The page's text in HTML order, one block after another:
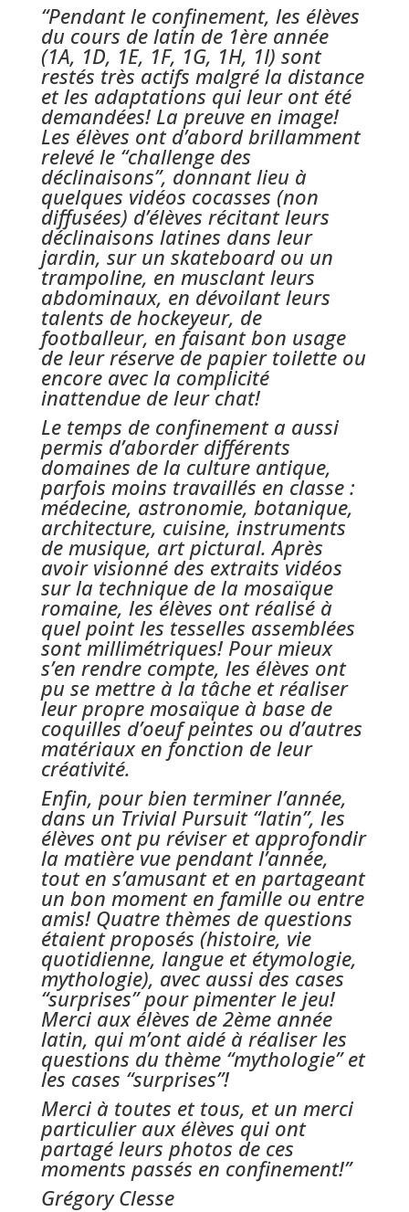
“Pendant le confinement, les élèves
du cours de latin de 1ère année
(1A, 1D, 1E, 1F, 1G, 1H, 1I) sont
restés très actifs malgré la distance
et les adaptations qui leur ont été
demandées! La preuve en image!
Les élèves ont d’abord brillamment
relevé le “challenge des
déclinaisons”, donnant lieu à
quelques vidéos cocasses (non
diffusées) d’élèves récitant leurs
déclinaisons latines dans leur
jardin, sur un skateboard ou un
trampoline, en musclant leurs
abdominaux, en dévoilant leurs
talents de hockeyeur, de
footballeur, en faisant bon usage
de leur réserve de papier toilette ou
encore avec la complicité
inattendue de leur chat!
Le temps de confinement a aussi
permis d’aborder différents
domaines de la culture antique,
parfois moins travaillés en classe :
médecine, astronomie, botanique,
architecture, cuisine, instruments
de musique, art pictural. Après
avoir visionné des extraits vidéos
sur la technique de la mosaïque
romaine, les élèves ont réalisé à
quel point les tesselles assemblées
sont millimétriques! Pour mieux
s’en rendre compte, les élèves ont
pu se mettre à la tâche et réaliser
leur propre mosaïque à base de
coquilles d’oeuf peintes ou d’autres
matériaux en fonction de leur
créativité.
Enfin, pour bien terminer l’année,
dans un Trivial Pursuit “latin”, les
élèves ont pu réviser et approfondir
la matière vue pendant l’année,
tout en s’amusant et en partageant
un bon moment en famille ou entre
amis! Quatre thèmes de questions
étaient proposés (histoire, vie
quotidienne, langue et étymologie,
mythologie), avec aussi des cases
“surprises” pour pimenter le jeu!
Merci aux élèves de 2ème année
latin, qui m’ont aidé à réaliser les
questions du thème “mythologie” et
les cases “surprises”!
Merci à toutes et tous, et un merci
particulier aux élèves qui ont
partagé leurs photos de ces
moments passés en confinement!”
Grégory Clesse